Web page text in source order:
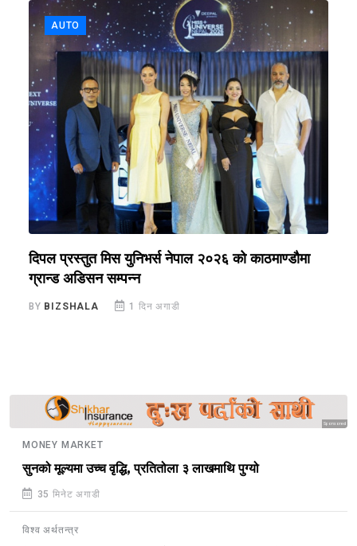
AUTO
दिपल प्रस्तुत मिस युनिभर्स नेपाल २०२६ को काठमाण्डौमा
ग्रान्ड अडिसन सम्पन्न
BY BIZSHALA 1 दिन अगाडी
Sponsored
MONEY MARKET
सुनको मूल्यमा उच्च वृद्धि, प्रतितोला ३ लाखमाथि पुग्यो
35 मिनेट अगाडी
विश्व अर्थतन्त्र